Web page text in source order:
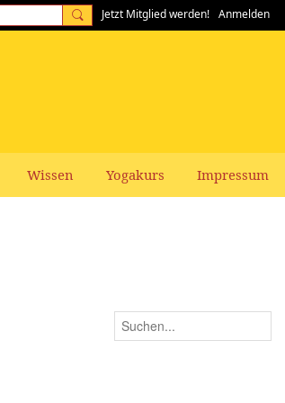
Jetzt Mitglied werden! Anmelden
Wissen Yogakurs Impressum